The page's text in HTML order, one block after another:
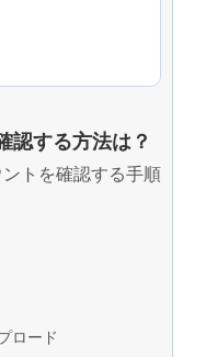
認する方法は？
トを確認する手順
ロード